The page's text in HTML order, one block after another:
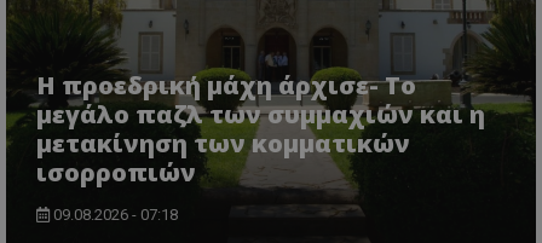
Η προεδρική μάχη άρχισε- Το
μεγάλο παζλ των συμμαχιών και η
μετακίνηση των κομματικών
ισορροπιών
09.08.2026 - 07:18